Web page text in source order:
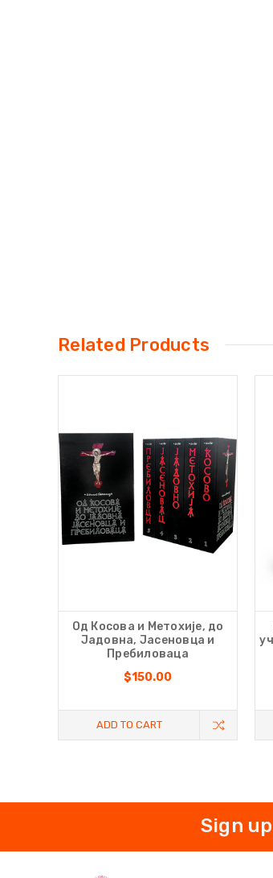
Related Products
Од Косова и Метохије, до
Јадовна, Јасеновца и
Пребиловаца
$150.00
ADD TO CART
Sign